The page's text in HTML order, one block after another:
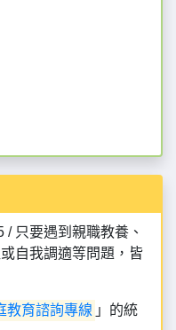
只要遇到親職教養、
自我調適等問題，皆
教育諮詢專線 」的統